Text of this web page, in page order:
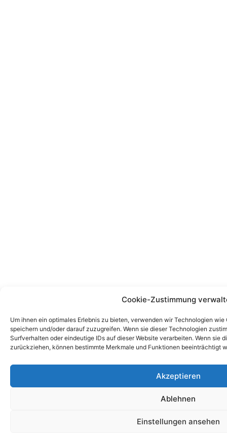
Cookie-Zustimmung
Um ihnen ein optimales Erlebnis zu bieten, verwenden wir Technologien
speichern und/oder darauf zuzugreifen. Wenn sie dieser Technologien
Surfverhalten oder eindeutige IDs auf dieser Website verarbeiten. Wenn sie
zurückziehen, können bestimmte Merkmale und Funktionen beeinträchtigt
Akzeptieren
Ablehnen
Einstellungen ansehen